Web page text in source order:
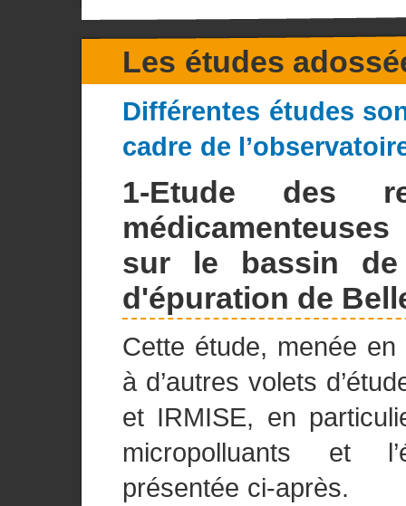
Les études
Différentes études
cadre de
1-Etude des
sur le bassin
d'épuration de
Cette étude, menée
à d’autres volets
et IRMISE, en
micropolluants et
présentée ci-après.